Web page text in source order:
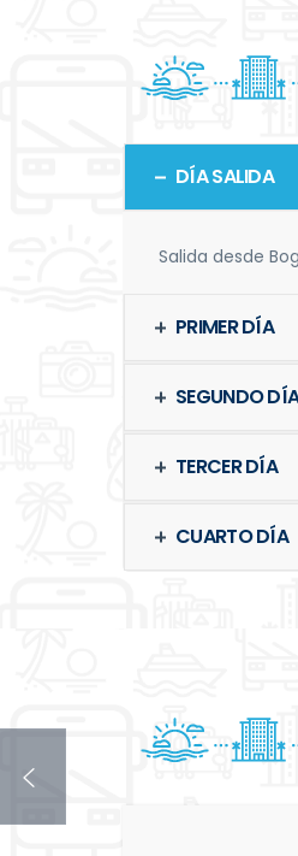
DÍA SALIDA
Salida desde
PRIMER DÍA
SEGUNDO
TERCER DÍA
CUARTO DÍA